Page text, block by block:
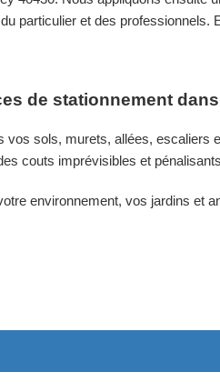
particulier et des professionnels.
de stationnement
sols, murets, allées,
couts imprévisibles et
environnement, vos jardins et